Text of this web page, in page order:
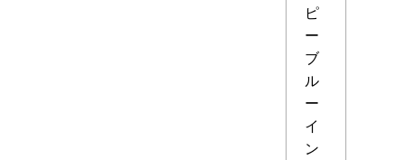
ピ
ー
ブ
ル
ー
イ
ン